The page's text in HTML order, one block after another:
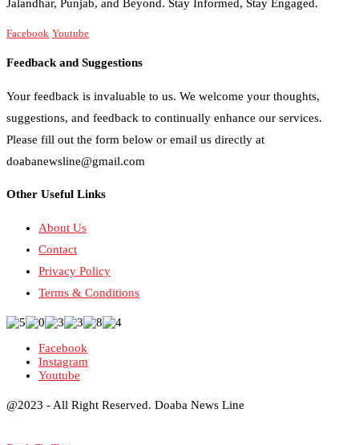
Jalandhar, Punjab, and Beyond. Stay Informed, Stay Engaged.
Facebook Youtube
Feedback and Suggestions
Your feedback is invaluable to us. We welcome your thoughts,
suggestions, and feedback to continually enhance our services.
Please fill out the form below or email us directly at
doabanewsline@gmail.com
Other Useful Links
About Us
Contact
Privacy Policy
Terms & Conditions
Facebook
Instagram
Youtube
@2023 - All Right Reserved. Doaba News Line